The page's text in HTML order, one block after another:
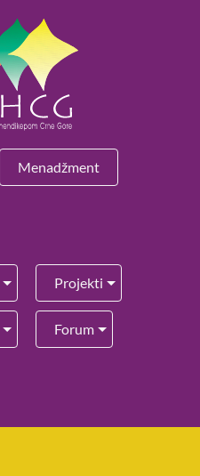
Menadžment
Projekti
Forum